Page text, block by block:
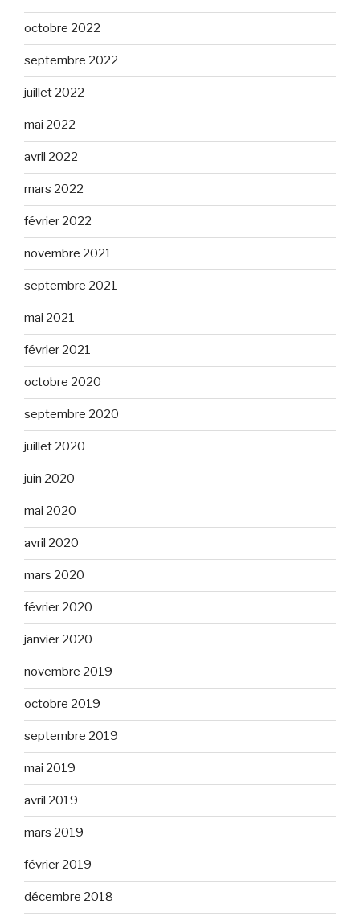
octobre 2022
septembre 2022
juillet 2022
mai 2022
avril 2022
mars 2022
février 2022
novembre 2021
septembre 2021
mai 2021
février 2021
octobre 2020
septembre 2020
juillet 2020
juin 2020
mai 2020
avril 2020
mars 2020
février 2020
janvier 2020
novembre 2019
octobre 2019
septembre 2019
mai 2019
avril 2019
mars 2019
février 2019
décembre 2018